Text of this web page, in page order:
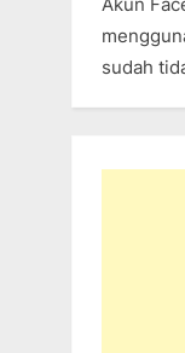
sudah